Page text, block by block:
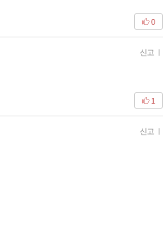
0
신고 |
1
신고 |